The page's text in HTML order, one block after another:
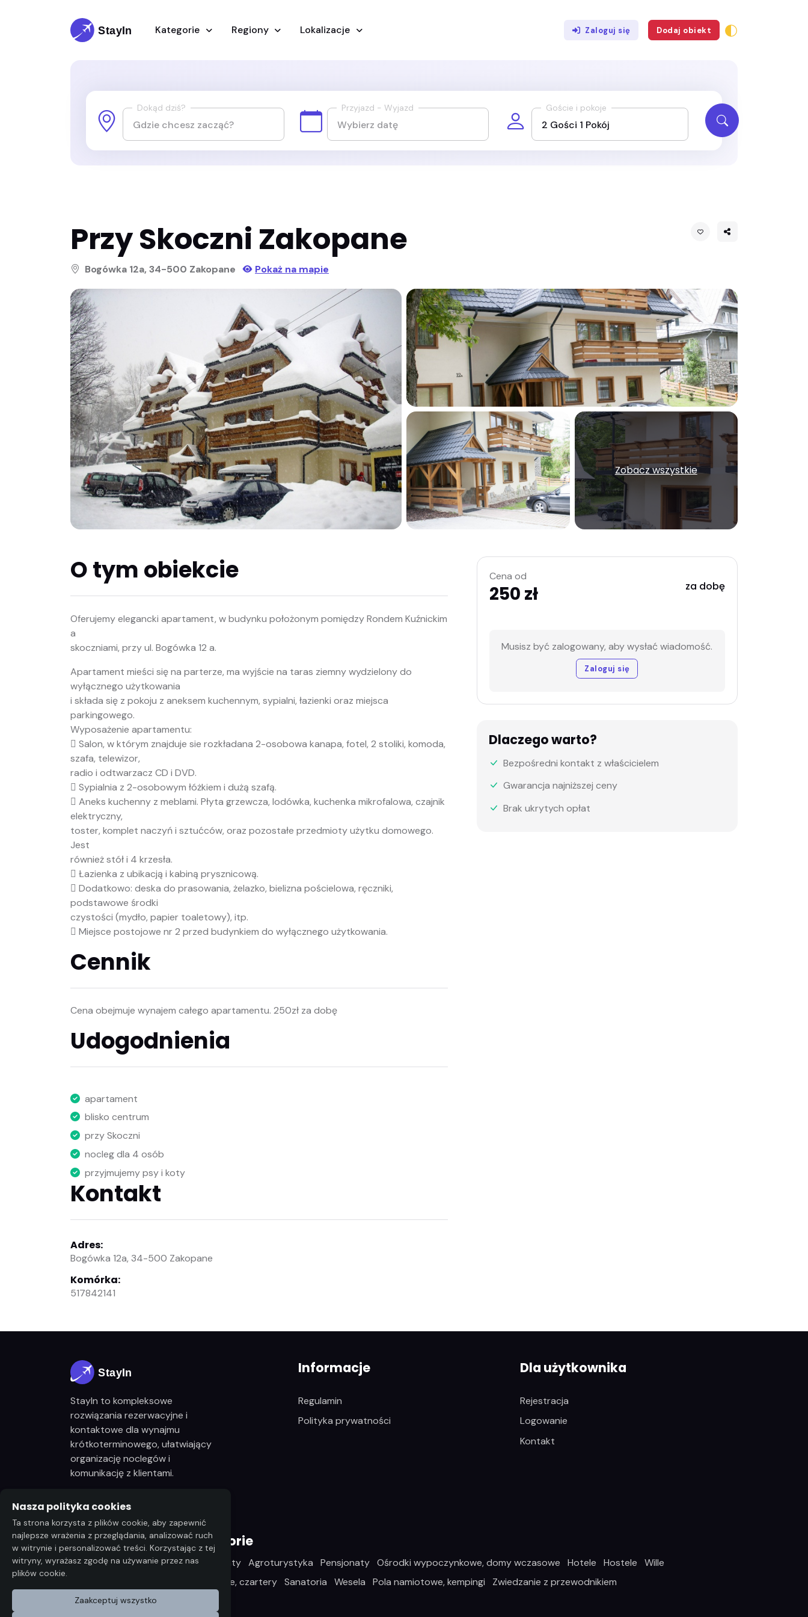
Kategorie Regiony Lokalizacje Zaloguj się Dodaj obiekt
Dokąd dziś? Przyjazd - Wyjazd Goście i pokoje
Przy Skoczni Zakopane
Bogówka 12a, 34-500 Zakopane Pokaż na mapie
Zobacz wszystkie
O tym obiekcie
Oferujemy elegancki apartament, w budynku położonym pomiędzy Rondem Kuźnickim
a
skoczniami, przy ul. Bogówka 12 a.
Apartament mieści się na parterze, ma wyjście na taras ziemny wydzielony do
wyłącznego użytkowania
i składa się z pokoju z aneksem kuchennym, sypialni, łazienki oraz miejsca
parkingowego.
Wyposażenie apartamentu:
 Salon, w którym znajduje sie rozkładana 2-osobowa kanapa, fotel, 2 stoliki, komoda,
szafa, telewizor,
radio i odtwarzacz CD i DVD.
 Sypialnia z 2-osobowym łóżkiem i dużą szafą.
 Aneks kuchenny z meblami. Płyta grzewcza, lodówka, kuchenka mikrofalowa, czajnik
elektryczny,
toster, komplet naczyń i sztućców, oraz pozostałe przedmioty użytku domowego.
Jest
również stół i 4 krzesła.
 Łazienka z ubikacją i kabiną prysznicową.
 Dodatkowo: deska do prasowania, żelazko, bielizna pościelowa, ręczniki,
podstawowe środki
czystości (mydło, papier toaletowy), itp.
 Miejsce postojowe nr 2 przed budynkiem do wyłącznego użytkowania.
Cennik
Cena obejmuje wynajem całego apartamentu. 250zł za dobę
Udogodnienia
apartament
blisko centrum
przy Skoczni
nocleg dla 4 osób
przyjmujemy psy i koty
Kontakt
Adres:
Bogówka 12a, 34-500 Zakopane
Komórka:
517842141
Cena od
250 zł za dobę
Musisz być zalogowany, aby wysłać wiadomość.
Zaloguj się
Dlaczego warto?
Bezpośredni kontakt z właścicielem
Gwarancja najniższej ceny
Brak ukrytych opłat
StayIn to kompleksowe
rozwiązania rezerwacyjne i
kontaktowe dla wynajmu
krótkoterminowego, ułatwiający
organizację noclegów i
komunikację z klientami.
Informacje
Regulamin
Polityka prywatności
Dla użytkownika
Rejestracja
Logowanie
Kontakt
Najpopularniejsze kategorie
Kwatery, pokoje Domki Apartamenty Agroturystyka Pensjonaty Ośrodki wypoczynkowe, domy wczasowe Hotele Hostele
Wille
Sporty wodne, czartery Sanatoria Wesela Pola namiotowe, kempingi Zwiedzanie z przewodnikiem
Nasza polityka cookies
Ta strona korzysta z plików cookie, aby zapewnić
najlepsze wrażenia z przeglądania, analizować ruch
w witrynie i personalizować treści. Korzystając z tej
witryny, wyrażasz zgodę na używanie przez nas
plików cookie.
Zaakceptuj wszystko